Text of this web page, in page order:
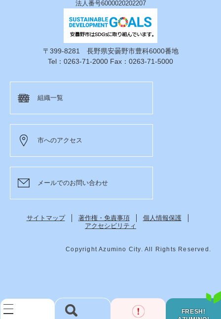
FRESH!
法人番号6000020202207
〒399-8281 長野県安曇野市豊科6000番地
Tel：0263-71-2000 Fax：0263-71-5000
組織一覧
市へのアクセス
メールでのお問い合わせ
サイトマップ 著作権・免責事項
個人情報保護
アクセシビリティ
Copyright Azumino City. All Rights Reserved.